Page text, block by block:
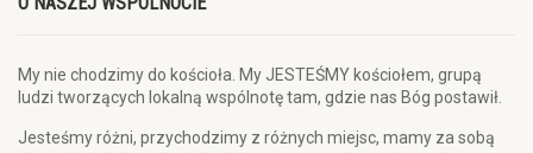
My nie chodzimy do kościoła. My JESTEŚMY kościołem, grupą
ludzi tworzących lokalną wspólnotę tam, gdzie nas Bóg postawił.
Jesteśmy różni, przychodzimy z różnych miejsc, mamy za sobą